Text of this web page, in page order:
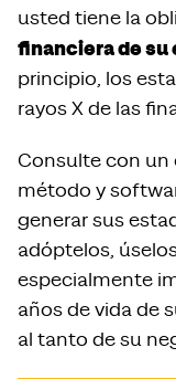
usted tiene la
financiera de su
principio, los
rayos X de las
Consulte con un
método y
generar sus
adóptelos,
especialmente
años de vida de
al tanto de su